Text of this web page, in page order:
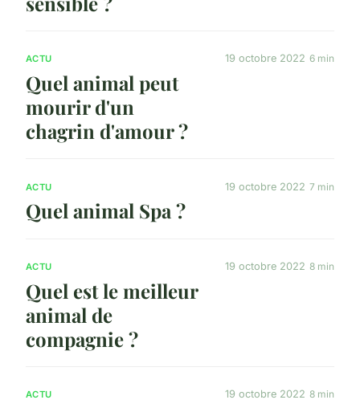
ACTU
Quel animal peut
mourir d'un
chagrin d'amour ?
19 octobre 2022 6 min
ACTU
Quel animal Spa ?
19 octobre 2022 7 min
ACTU
Quel est le meilleur
animal de
compagnie ?
19 octobre 2022 8 min
ACTU 19 octobre 2022 8 min